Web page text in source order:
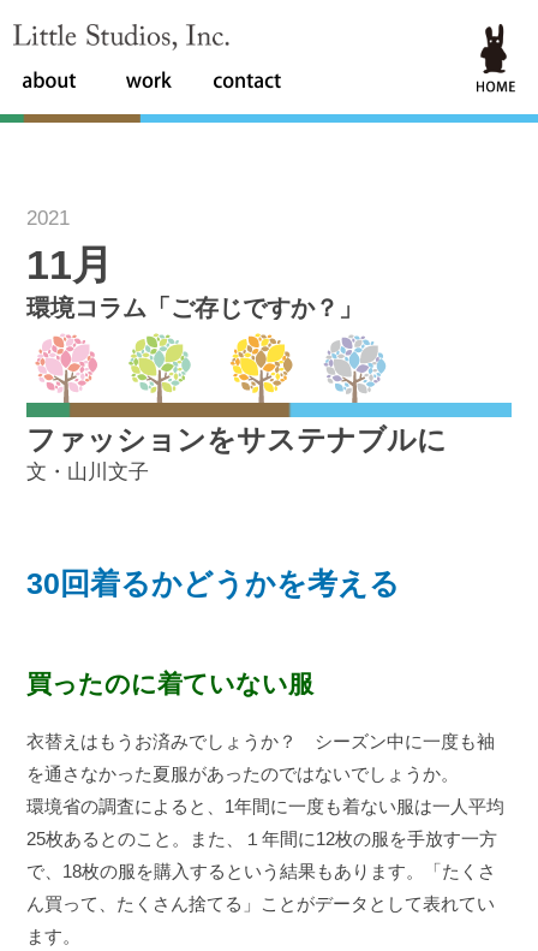
Little Studios, Inc.
2021
11月
環境コラム「ご存じですか？」
ファッションをサステナブルに
文・山川文子
30回着るかどうかを考える
買ったのに着ていない服
衣替えはもうお済みでしょうか？ シーズン中に一度も袖
を通さなかった夏服があったのではないでしょうか。
環境省の調査によると、1年間に一度も着ない服は一人平均
25枚あるとのこと。また、１年間に12枚の服を手放す一方
で、18枚の服を購入するという結果もあります。「たくさ
ん買って、たくさん捨てる」ことがデータとして表れてい
ます。